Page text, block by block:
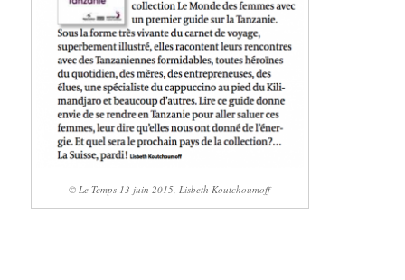
© Le Temps 13 juin 2015, Lisbeth Koutchoumoff